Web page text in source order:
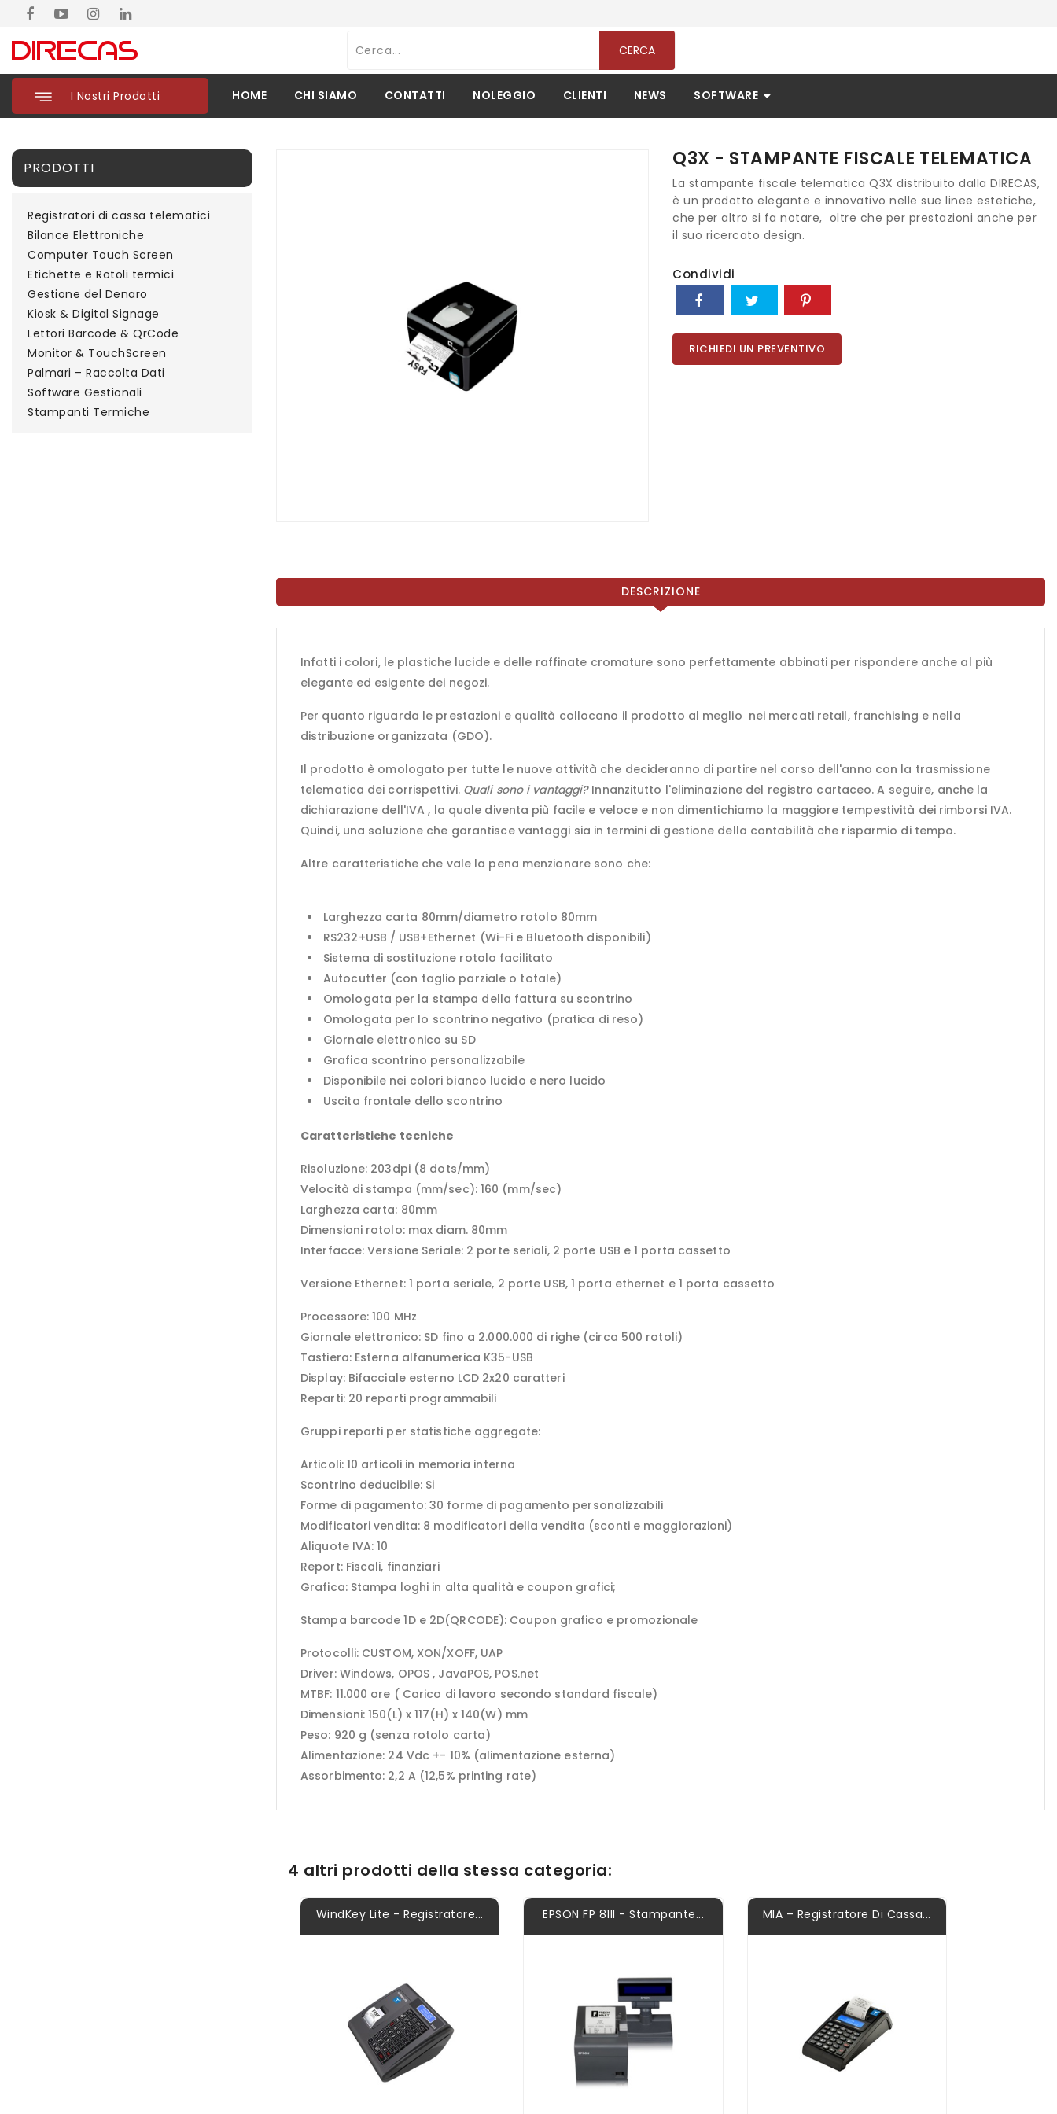
CERCA
I Nostri Prodotti HOME CHI SIAMO CONTATTI NOLEGGIO CLIENTI NEWS SOFTWARE
PRODOTTI
Registratori di cassa telematici
Bilance Elettroniche
Computer Touch Screen
Etichette e Rotoli termici
Gestione del Denaro
Kiosk & Digital Signage
Lettori Barcode & QrCode
Monitor & TouchScreen
Palmari – Raccolta Dati
Software Gestionali
Stampanti Termiche
Q3X - STAMPANTE FISCALE TELEMATICA
La stampante fiscale telematica Q3X distribuito dalla DIRECAS,
è un prodotto elegante e innovativo nelle sue linee estetiche,
che per altro si fa notare, oltre che per prestazioni anche per
il suo ricercato design.
Condividi
RICHIEDI UN PREVENTIVO
DESCRIZIONE
Infatti i colori, le plastiche lucide e delle raffinate cromature sono perfettamente abbinati per rispondere anche al più
elegante ed esigente dei negozi.
Per quanto riguarda le prestazioni e qualità collocano il prodotto al meglio nei mercati retail, franchising e nella
distribuzione organizzata (GDO).
Il prodotto è omologato per tutte le nuove attività che decideranno di partire nel corso dell'anno con la trasmissione
telematica dei corrispettivi. Quali sono i vantaggi?Innanzitutto l'eliminazione del registro cartaceo. A seguire, anche la
dichiarazione dell'IVA , la quale diventa più facile e veloce e non dimentichiamo la maggiore tempestività dei rimborsi IVA.
Quindi, una soluzione che garantisce vantaggi sia in termini di gestione della contabilità che risparmio di tempo.
Altre caratteristiche che vale la pena menzionare sono che:
Larghezza carta 80mm/diametro rotolo 80mm
RS232+USB / USB+Ethernet (Wi-Fi e Bluetooth disponibili)
Sistema di sostituzione rotolo facilitato
Autocutter (con taglio parziale o totale)
Omologata per la stampa della fattura su scontrino
Omologata per lo scontrino negativo (pratica di reso)
Giornale elettronico su SD
Grafica scontrino personalizzabile
Disponibile nei colori bianco lucido e nero lucido
Uscita frontale dello scontrino
Caratteristiche tecniche
Risoluzione: 203dpi (8 dots/mm)
Velocità di stampa (mm/sec): 160 (mm/sec)
Larghezza carta: 80mm
Dimensioni rotolo: max diam. 80mm
Interfacce: Versione Seriale: 2 porte seriali, 2 porte USB e 1 porta cassetto
Versione Ethernet: 1 porta seriale, 2 porte USB, 1 porta ethernet e 1 porta cassetto
Processore: 100 MHz
Giornale elettronico: SD fino a 2.000.000 di righe (circa 500 rotoli)
Tastiera: Esterna alfanumerica K35-USB
Display: Bifacciale esterno LCD 2x20 caratteri
Reparti: 20 reparti programmabili
Gruppi reparti per statistiche aggregate:
Articoli: 10 articoli in memoria interna
Scontrino deducibile: Si
Forme di pagamento: 30 forme di pagamento personalizzabili
Modificatori vendita: 8 modificatori della vendita (sconti e maggiorazioni)
Aliquote IVA: 10
Report: Fiscali, finanziari
Grafica: Stampa loghi in alta qualità e coupon grafici;
Stampa barcode 1D e 2D(QRCODE): Coupon grafico e promozionale
Protocolli: CUSTOM, XON/XOFF, UAP
Driver: Windows, OPOS , JavaPOS, POS.net
MTBF: 11.000 ore ( Carico di lavoro secondo standard fiscale)
Dimensioni: 150(L) x 117(H) x 140(W) mm
Peso: 920 g (senza rotolo carta)
Alimentazione: 24 Vdc +- 10% (alimentazione esterna)
Assorbimento: 2,2 A (12,5% printing rate)
4 altri prodotti della stessa categoria:
WindKey Lite - Registratore... EPSON FP 81II - Stampante... MIA – Registratore Di Cassa...